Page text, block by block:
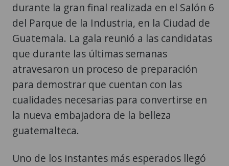
durante la gran final realizada en el Salón 6
del Parque de la Industria, en la Ciudad de
Guatemala. La gala reunió a las candidatas
que durante las últimas semanas
atravesaron un proceso de preparación
para demostrar que cuentan con las
cualidades necesarias para convertirse en
la nueva embajadora de la belleza
guatemalteca.
Uno de los instantes más esperados llegó